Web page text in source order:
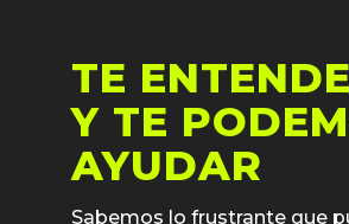
TE
Y TE
AYUDAR
Sabemos lo frustrante que